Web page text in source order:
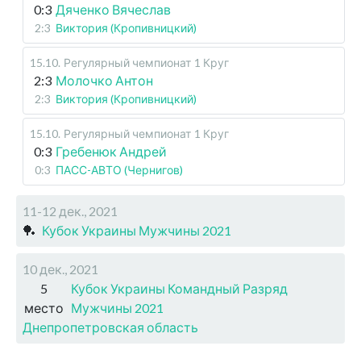
0:3 Дяченко Вячеслав
2:3 Виктория (Кропивницкий)
15.10. Регулярный чемпионат 1 Круг
2:3 Молочко Антон
2:3 Виктория (Кропивницкий)
15.10. Регулярный чемпионат 1 Круг
0:3 Гребенюк Андрей
0:3 ПАСС-АВТО (Чернигов)
11-12 дек., 2021
🏓 Кубок Украины Мужчины 2021
10 дек., 2021
5
место
Кубок Украины Командный Разряд
Мужчины 2021
Днепропетровская область